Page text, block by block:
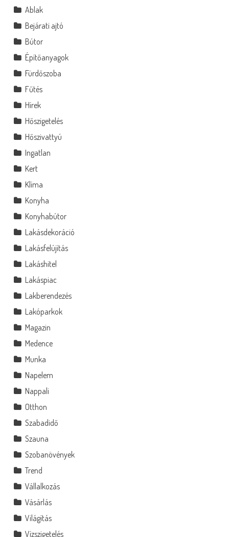
Ablak
Bejárati ajtó
Bútor
Építőanyagok
Fürdőszoba
Fűtés
Hírek
Hőszigetelés
Hőszivattyú
Ingatlan
Kert
Klíma
Konyha
Konyhabútor
Lakásdekoráció
Lakásfelújítás
Lakáshitel
Lakáspiac
Lakberendezés
Lakóparkok
Magazin
Medence
Munka
Napelem
Nappali
Otthon
Szabadidő
Szauna
Szobanövények
Trend
Vállalkozás
Vásárlás
Világítás
Vízszigetelés